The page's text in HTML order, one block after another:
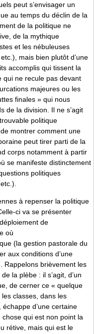
peut s’envisager un
au temps du déclin de la
de la politique ne
de la mythique
et les nébuleuses
mais bien plutôt d’une
accomplis qui tissent la
qui ne recule pas devant
majeures ou les
finales » qui nous
de la division. Il ne s’agit
politique
montrer comment une
peut tirer parti de la
corps notamment à partir
se manifeste distinctement
politiques
à repenser la politique
ci va se présenter
de
où
(la gestion pastorale du
aux conditions d’une
Rappelons brièvement les
la plèbe : il s’agit, d’un
de cerner ce « quelque
classes, dans les
d’une certaine
qui est non point la
rétive, mais qui est le